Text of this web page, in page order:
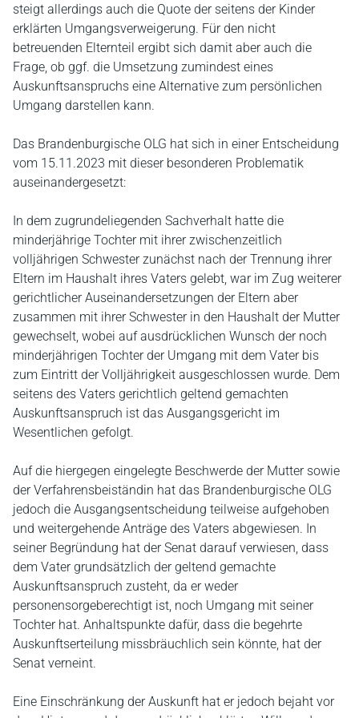
steigt allerdings auch die Quote der seitens der Kinder
erklärten Umgangsverweigerung. Für den nicht
betreuenden Elternteil ergibt sich damit aber auch die
Frage, ob ggf. die Umsetzung zumindest eines
Auskunftsanspruchs eine Alternative zum persönlichen
Umgang darstellen kann.
Das Brandenburgische OLG hat sich in einer Entscheidung
vom 15.11.2023 mit dieser besonderen Problematik
auseinandergesetzt:
In dem zugrundeliegenden Sachverhalt hatte die
minderjährige Tochter mit ihrer zwischenzeitlich
volljährigen Schwester zunächst nach der Trennung ihrer
Eltern im Haushalt ihres Vaters gelebt, war im Zug weiterer
gerichtlicher Auseinandersetzungen der Eltern aber
zusammen mit ihrer Schwester in den Haushalt der Mutter
gewechselt, wobei auf ausdrücklichen Wunsch der noch
minderjährigen Tochter der Umgang mit dem Vater bis
zum Eintritt der Volljährigkeit ausgeschlossen wurde. Dem
seitens des Vaters gerichtlich geltend gemachten
Auskunftsanspruch ist das Ausgangsgericht im
Wesentlichen gefolgt.
Auf die hiergegen eingelegte Beschwerde der Mutter sowie
der Verfahrensbeiständin hat das Brandenburgische OLG
jedoch die Ausgangsentscheidung teilweise aufgehoben
und weitergehende Anträge des Vaters abgewiesen. In
seiner Begründung hat der Senat darauf verwiesen, dass
dem Vater grundsätzlich der geltend gemachte
Auskunftsanspruch zusteht, da er weder
personensorgeberechtigt ist, noch Umgang mit seiner
Tochter hat. Anhaltspunkte dafür, dass die begehrte
Auskunftserteilung missbräuchlich sein könnte, hat der
Senat verneint.
Eine Einschränkung der Auskunft hat er jedoch bejaht vor